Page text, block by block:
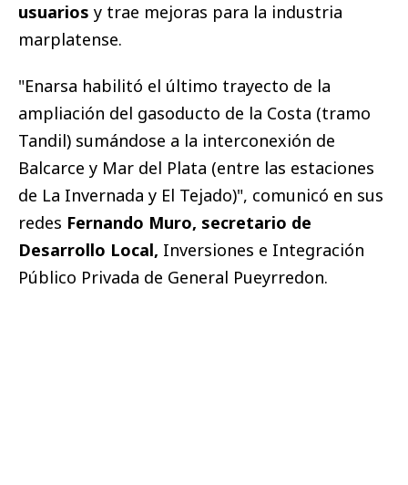
usuarios y trae mejoras para la industria
marplatense.
"Enarsa habilitó el último trayecto de la
ampliación del gasoducto de la Costa (tramo
Tandil) sumándose a la interconexión de
Balcarce y Mar del Plata (entre las estaciones
de La Invernada y El Tejado)", comunicó en sus
redes Fernando Muro, secretario de
Desarrollo Local, Inversiones e Integración
Público Privada de General Pueyrredon.